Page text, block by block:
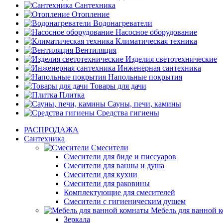
Сантехника
Отопление
Водонагреватели
Насосное оборудование
Климатическая техника
Вентиляция
Изделия светотехнические
Инженерная сантехника
Напольные покрытия
Товары для дачи
Плитка
Сауны, печи, камины
Средства гигиены
РАСПРОДАЖА
Сантехника
Смесители
Смесители для биде и писсуаров
Смесители для ванны и душа
Смесители для кухни
Смесители для раковины
Комплектующие для смесителей
Смесители с гигиеническим душем
Мебель для ванной
Зеркала